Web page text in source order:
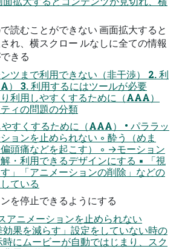
読むことができない 画面拡大すると
れ、横スクロー ルなしに全ての情報
きる
ツまで利用できない（非干渉） 2. 利
） 3. 利用するにはツールが必要
利用しやすくするために（AAA）
ィの問題の分類
すくするために（AAA） • パララッ
ョンを止められない ◦ 酔う（めま
頭痛などを起こす） ◦ →モーション
・利用できるデザインにする ▪ 「視
」「アニメーションの削除」などの
ている
を停止できるようにする
アニメーションを止められない
効果を減らす」設定をしていない時の
にムービーが自動ではじまり、スク